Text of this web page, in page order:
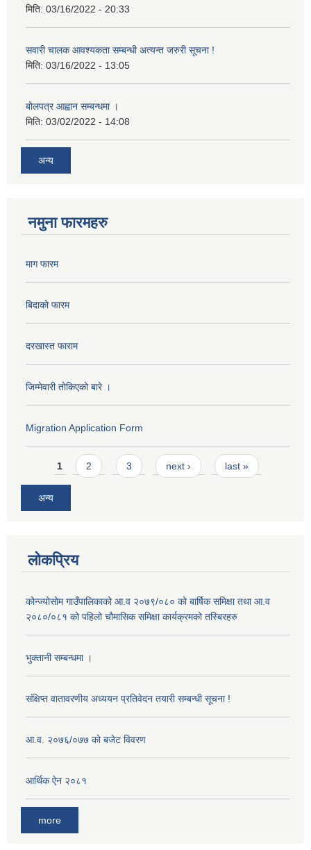
मिति: 03/16/2022 - 20:33
सवारी चालक आवश्यकता सम्बन्धी अत्यन्त जरुरी सूचना !
मिति: 03/16/2022 - 13:05
बोलपत्र आह्वान सम्बन्धमा ।
मिति: 03/02/2022 - 14:08
अन्य
नमुना फारमहरु
माग फारम
बिदाको फारम
दरखास्त फाराम
जिम्मेवारी तोकिएको बारे ।
Migration Application Form
Pages
1 2 3 next › last »
अन्य
लोकप्रिय
कोन्ज्योसोम गाउँपालिकाको आ.व २०७९/०८० को बार्षिक समिक्षा तथा आ.व
२०८०/०८१ को पहिलो चौमासिक समिक्षा कार्यक्रमको तस्बिरहरु
भुक्तानी सम्बन्धमा ।
संक्षिप्त वातावरणीय अध्ययन प्रतिवेदन तयारी सम्बन्धी सूचना !
आ‍.व. २०७६/०७७ को बजेट विवरण
आर्थिक ऐन २०८१
more